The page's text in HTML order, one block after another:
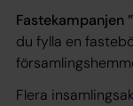
Fastekampanjen
du fylla en
Flera